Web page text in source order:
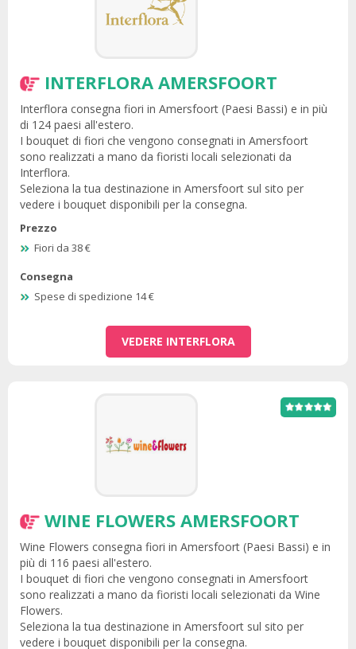
INTERFLORA AMERSFOORT
Interflora consegna fiori in Amersfoort (Paesi Bassi) e in più
di 124 paesi all'estero.
I bouquet di fiori che vengono consegnati in Amersfoort
sono realizzati a mano da fioristi locali selezionati da
Interflora.
Seleziona la tua destinazione in Amersfoort sul sito per
vedere i bouquet disponibili per la consegna.
Prezzo
Fiori da 38 €
Consegna
Spese di spedizione 14 €
VEDERE INTERFLORA
WINE FLOWERS AMERSFOORT
Wine Flowers consegna fiori in Amersfoort (Paesi Bassi) e in
più di 116 paesi all'estero.
I bouquet di fiori che vengono consegnati in Amersfoort
sono realizzati a mano da fioristi locali selezionati da Wine
Flowers.
Seleziona la tua destinazione in Amersfoort sul sito per
vedere i bouquet disponibili per la consegna.